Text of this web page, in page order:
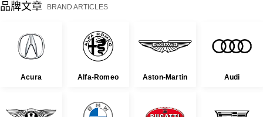
品牌文章 BRAND ARTICLES
Acura Alfa-Romeo Aston-Martin Audi